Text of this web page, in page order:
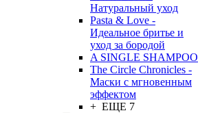
Натуральный уход
Pasta & Love -
Идеальное бритье и
уход за бородой
A SINGLE SHAMPOO
The Circle Chronicles -
Маски с мгновенным
эффектом
+ ЕЩЕ 7